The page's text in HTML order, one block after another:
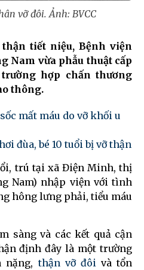
vỡ đôi. Ảnh: BVCC
tiết niệu, Bệnh viện
Nam vừa phẫu thuật cấp
hợp chấn thương
thông.
mất máu do vỡ khối u
đùa, bé 10 tuổi bị vỡ thận
trú tại xã Điện Minh, thị
Nam) nhập viện với tình
hông lưng phải, tiểu máu
sàng và các kết quả cận
định đây là một trường
nặng,thận vỡ đôivà tổn